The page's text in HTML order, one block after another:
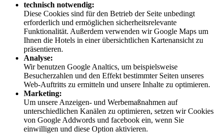
technisch notwendig:
Diese Cookies sind für den Betrieb der Seite unbedingt
erforderlich und ermöglichen sicherheitsrelevante
Funktionalität. Außerdem verwenden wir Google Maps um
Ihnen die Hotels in einer übersichtlichen Kartenansicht zu
präsentieren.
Analyse:
Wir benutzen Google Analtics, um beispielsweise
Besucherzahlen und den Effekt bestimmter Seiten unseres
Web-Auftritts zu ermitteln und unsere Inhalte zu optimieren.
Marketing:
Um unsere Anzeigen- und Werbemaßnahmen auf
unterschiedlichen Kanälen zu optimieren, setzen wir Cookies
von Google Addwords und facebook ein, wenn Sie
einwilligen und diese Option aktivieren.